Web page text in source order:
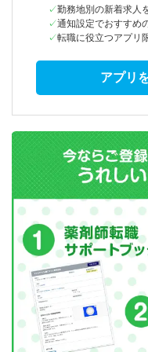
勤務地別の新着求人
通知設定でおすすめ
転職に役立つアプリ
アプリ